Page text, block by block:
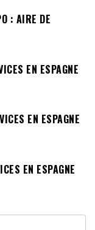
: AIRE DE
EN ESPAGNE
EN ESPAGNE
EN ESPAGNE